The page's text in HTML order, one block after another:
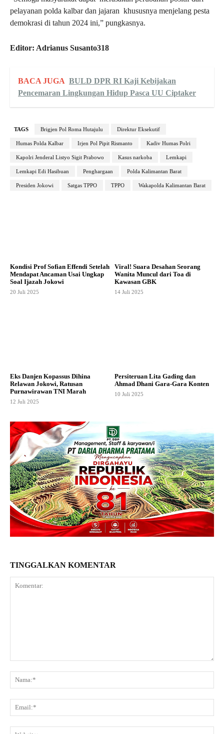
pelayanan polda kalbar dan jajaran khususnya menjelang pesta
demokrasi di tahun 2024 ini,” pungkasnya.
Editor: Adrianus Susanto318
BACA JUGA BULD DPR RI Kaji Kebijakan
Pencemaran Lingkungan Hidup Pasca UU Ciptaker
TAGS Brigjen Pol Roma Hutajulu Direktur Eksekutif
Humas Polda Kalbar Irjen Pol Pipit Rismanto Kadiv Humas Polri
Kapolri Jenderal Listyo Sigit Prabowo Kasus narkoba Lemkapi
Lemkapi Edi Hasibuan Penghargaan Polda Kalimantan Barat
Presiden Jokowi Satgas TPPO TPPO Wakapolda Kalimantan Barat
Kondisi Prof Sofian Effendi Setelah
Mendapat Ancaman Usai Ungkap
Soal Ijazah Jokowi
20 Juli 2025
Viral! Suara Desahan Seorang
Wanita Muncul dari Toa di
Kawasan GBK
14 Juli 2025
Eks Danjen Kopassus Dihina
Relawan Jokowi, Ratusan
Purnawirawan TNI Marah
12 Juli 2025
Persiteruan Lita Gading dan
Ahmad Dhani Gara-Gara Konten
10 Juli 2025
TINGGALKAN KOMENTAR